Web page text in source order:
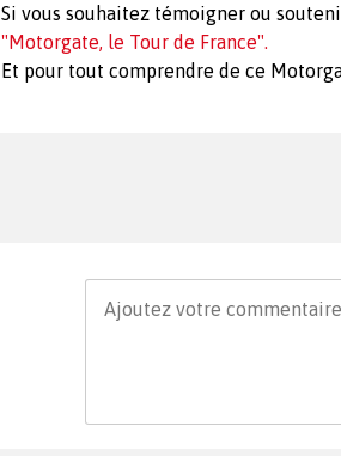
Si vous souhaitez témoigner ou
"Motorgate, le Tour de France".
Et pour tout comprendre de ce